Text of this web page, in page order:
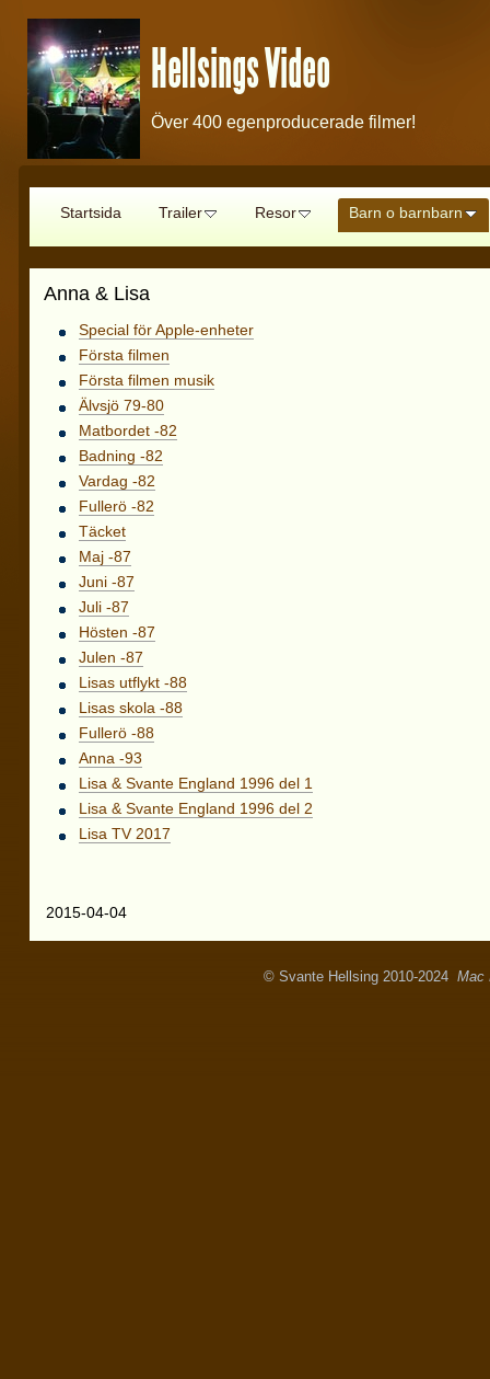
Hellsings Video
Över 400 egenproducerade filmer!
Startsida Trailer Resor Barn o barnbarn
Anna & Lisa
Special för Apple-enheter
Första filmen
Första filmen musik
Älvsjö 79-80
Matbordet -82
Badning -82
Vardag -82
Fullerö -82
Täcket
Maj -87
Juni -87
Juli -87
Hösten -87
Julen -87
Lisas utflykt -88
Lisas skola -88
Fullerö -88
Anna -93
Lisa & Svante England 1996 del 1
Lisa & Svante England 1996 del 2
Lisa TV 2017
2015-04-04
© Svante Hellsing 2010-2024 Mac